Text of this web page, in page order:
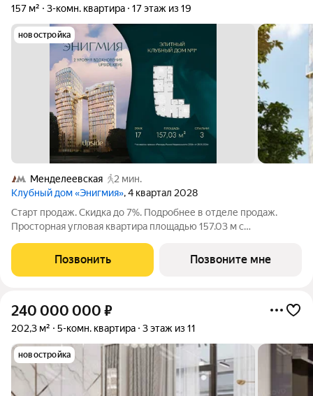
157 м² 3-комн. квартира 17 этаж из 19
новостройка
Менделеевская
2 мин.
Клубный дом «Энигмия», 4 квартал 2028
Старт продаж. Скидка до 7%. Подробнее в отделе продаж.
Просторная угловая квартира площадью 157.03 м с
и во двор. Продуманная планировка с мастер-спальней и
гардеробной с окном. ЭНИГМИЯ
Позвонить Позвоните мне
240 000 000 ₽
202,3 м² 5-комн. квартира 3 этаж из 11
новостройка